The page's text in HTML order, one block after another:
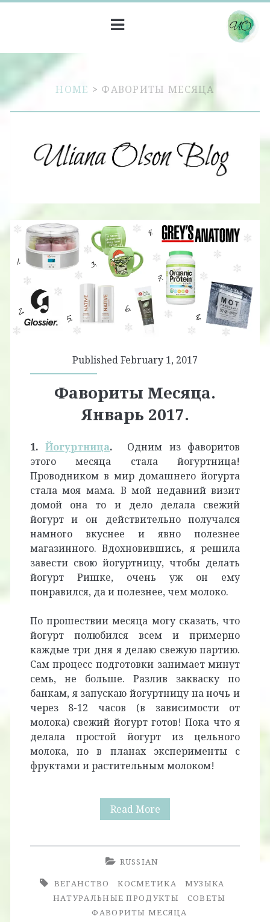
HOME > ФАВОРИТЫ МЕСЯЦА
Published February 1, 2017
Фавориты Месяца.
Январь 2017.
1.Йогуртница. Одним из фаворитов
этого месяца стала йогуртница!
Проводником в мир домашнего йогурта
стала моя мама. В мой недавний визит
домой она то и дело делала свежий
йогурт и он действительно получался
намного вкуснее и явно полезнее
магазинного. Вдохновившись, я решила
завести свою йогуртницу, чтобы делать
йогурт Ришке, очень уж он ему
понравился, да и полезнее, чем молоко.
По прошествии месяца могу сказать, что
йогурт полюбился всем и примерно
каждые три дня я делаю свежую партию.
Сам процесс подготовки занимает минут
семь, не больше. Разлив закваску по
банкам, я запускаю йогуртницу на ночь и
через 8-12 часов (в зависимости от
молока) свежий йогурт готов! Пока что я
делала простой йогурт из цельного
молока, но в планах эксперименты с
фруктами и растительным молоком!
Read MoreФавориты
RUSSIAN
ВЕГАНСТВО
КОСМЕТИКА
МУЗЫКА
НАТУРАЛЬНЫЕ ПРОДУКТЫ
СОВЕТЫ
ФАВОРИТЫ МЕСЯЦА